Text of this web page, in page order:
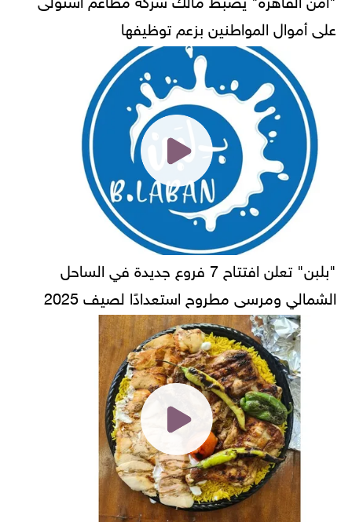
على أموال المواطنين بزعم توظيفها
"بلبن" تعلن افتتاح 7 فروع جديدة في الساحل
الشمالي ومرسى مطروح استعدادًا لصيف 2025